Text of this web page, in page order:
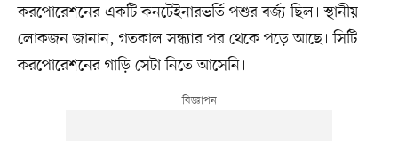
করপোরেশনের একটি কনটেইনারভর্তি পশুর বর্জ্য ছিল। স্থানীয়
লোকজন জানান, গতকাল সন্ধ্যার পর থেকে পড়ে আছে। সিটি
করপোরেশনের গাড়ি সেটা নিতে আসেনি।